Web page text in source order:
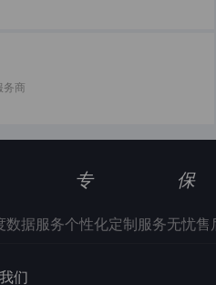
务商
数据服务
专
个性化定制服务
保
无忧售
们